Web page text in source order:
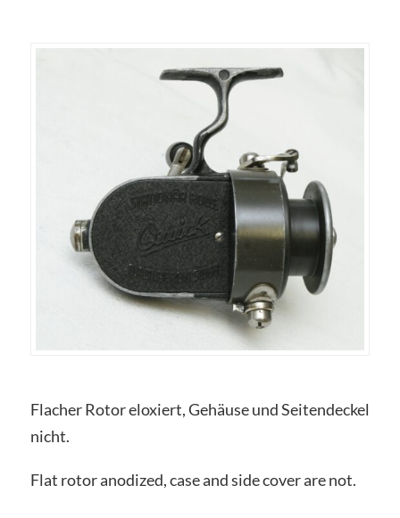
Flacher Rotor eloxiert, Gehäuse und Seitendeckel
nicht.
Flat rotor anodized, case and side cover are not.